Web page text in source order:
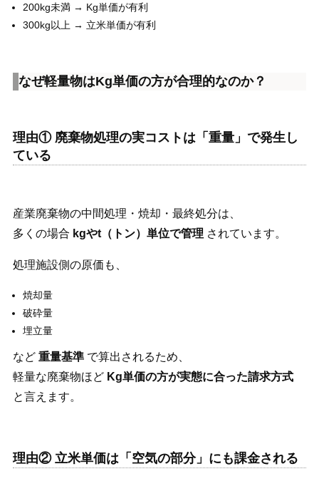
200kg未満 → Kg単価が有利
300kg以上 → 立米単価が有利
なぜ軽量物はKg単価の方が合理的なのか？
理由① 廃棄物処理の実コストは「重量」で発生し
ている
産業廃棄物の中間処理・焼却・最終処分は、
多くの場合 kgやt（トン）単位で管理 されています。
処理施設側の原価も、
焼却量
破砕量
埋立量
など 重量基準で算出されるため、
軽量な廃棄物ほど Kg単価の方が実態に合った請求方式
と言えます。
理由② 立米単価は「空気の部分」にも課金される